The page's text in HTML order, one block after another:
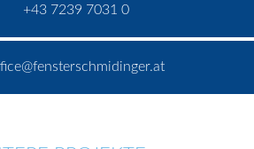
+43 7239 7031 0